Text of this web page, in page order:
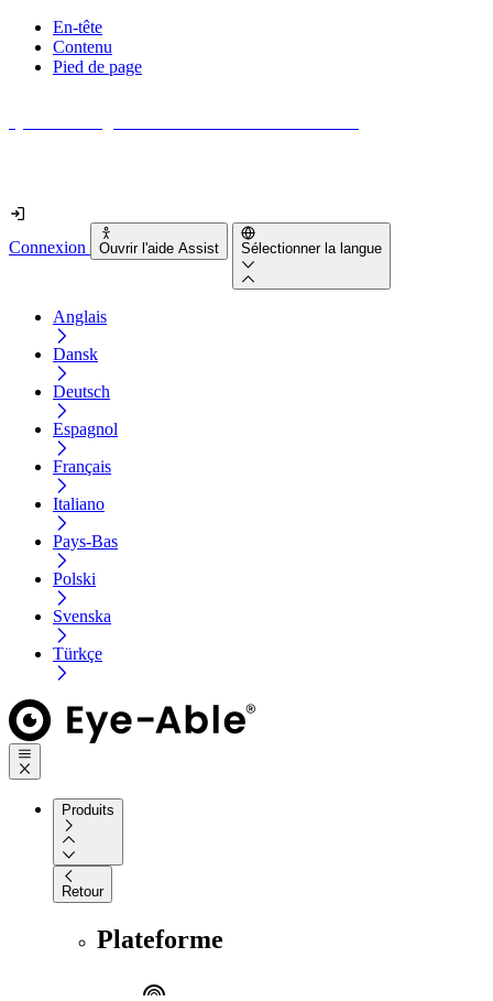
En-tête
Contenu
Pied de page
Connexion Ouvrir l'aide Assist Sélectionner la langue
Anglais
Dansk
Deutsch
Espagnol
Français
Italiano
Pays-Bas
Polski
Svenska
Türkçe
Produits
Retour
Plateforme